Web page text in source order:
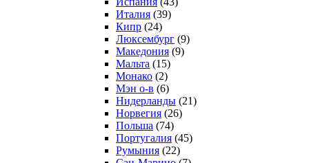
Италия (39)
Кипр (24)
Люксембург (9)
Македония (9)
Мальта (15)
Монако (2)
Мэн о-в (6)
Нидерланды (21)
Норвегия (26)
Польша (74)
Португалия (45)
Румыния (22)